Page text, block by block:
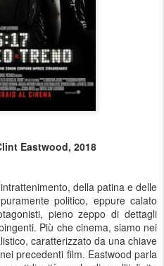
Eastwood, 2018
della patina e delle
politico, eppure calato
pieno zeppo di dettagli
Più che cinema, siamo nei
caratterizzato da una chiave
precedenti film. Eastwood parla